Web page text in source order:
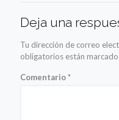
Deja una
Tu dirección de correo
obligatorios están
Comentario*